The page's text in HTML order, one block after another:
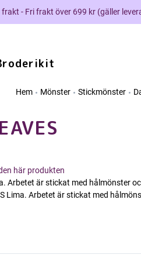
frakt - Fri frakt över 699 kr (gäller
Hem Mönster Stickmönster
här produkten
Arbetet är stickat med hålmönster
Lima. Arbetet är stickat med